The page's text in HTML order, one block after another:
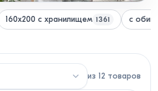
160x200 с хранилищем 1361 с
из 12 товаров